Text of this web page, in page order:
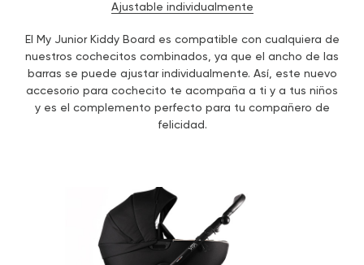
Ajustable individualmente
El My Junior Kiddy Board es compatible con cualquiera de
nuestros cochecitos combinados, ya que el ancho de las
barras se puede ajustar individualmente. Así, este nuevo
accesorio para cochecito te acompaña a ti y a tus niños
y es el complemento perfecto para tu compañero de
felicidad.